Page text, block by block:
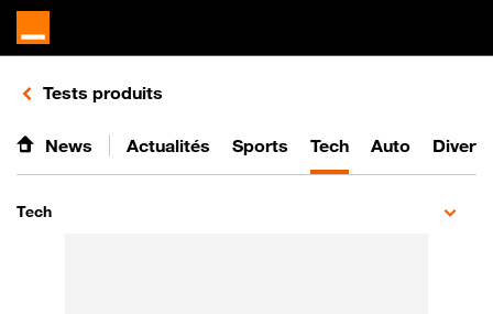
Retours vers le listing de vidéos de la catégorie
Tests produits
News Actualités Sports Tech Auto
Tech